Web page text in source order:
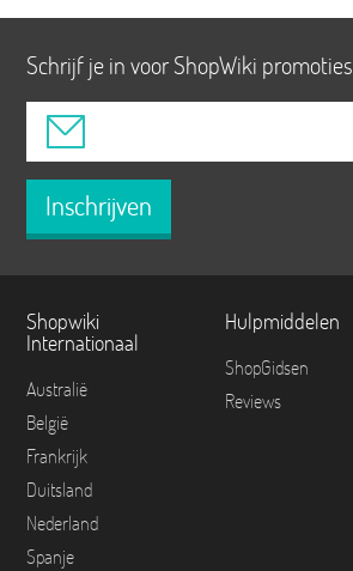
Schrijf je in voor ShopWiki promoties
Inschrijven
Shopwiki
Internationaal
Australië
België
Frankrijk
Duitsland
Nederland
Spanje
Hulpmiddelen
ShopGidsen
Reviews